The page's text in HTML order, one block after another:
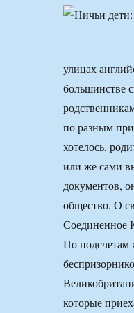
улицах
большинстве
по разным
хотелось,
или же сами
документов,
общество. О
Соединенное
По подсчетам
которые